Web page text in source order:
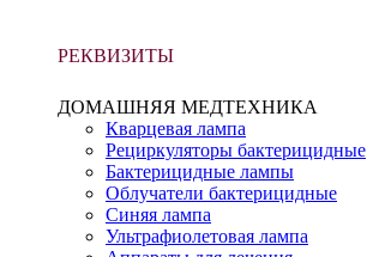
РЕКВИЗИТЫ
ДОМАШНЯЯ МЕДТЕХНИКА
Кварцевая лампа
Рециркуляторы бактерицидные
Бактерицидные лампы
Облучатели бактерицидные
Синяя лампа
Ультрафиолетовая лампа